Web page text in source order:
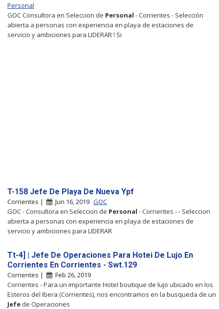
Personal
GOC Consultora en Seleccion de Personal - Corrientes - Selección
abierta a personas con experiencia en playa de estaciones de
servicio y ambiciones para LIDERAR ! Si
T-158 Jefe De Playa De Nueva Ypf
Corrientes | Jun 16, 2019 GOC
GOC - Consultora en Seleccion de Personal - Corrientes - - Seleccion
abierta a personas con experiencia en playa de estaciones de
servicio y ambiciones para LIDERAR
Tt-4] | Jefe De Operaciones Para Hotei De Lujo En
Corrientes En Corrientes - Swt.129
Corrientes |
Feb 26, 2019
Corrientes - Para un importante HoteI boutique de lujo ubicado en los
Esteros del Ibera (Corrientes), nos encontramos en la busqueda de un
Jefe de Operaciones